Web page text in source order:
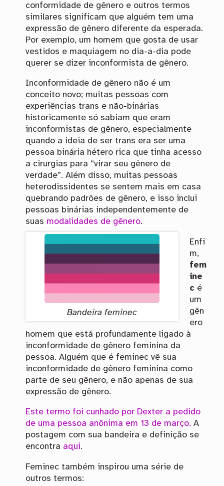
conformidade de gênero e outros termos
similares significam que alguém tem uma
expressão de gênero diferente da esperada.
Por exemplo, um homem que gosta de usar
vestidos e maquiagem no dia-a-dia pode
querer se dizer inconformista de gênero.
Inconformidade de gênero não é um
conceito novo; muitas pessoas com
experiências trans e não-binárias
historicamente só sabiam que eram
inconformistas de gênero, especialmente
quando a ideia de ser trans era ser uma
pessoa binária hétero rica que tinha acesso
a cirurgias para “virar seu gênero de
verdade”. Além disso, muitas pessoas
heterodissidentes se sentem mais em casa
quebrando padrões de gênero, e isso inclui
pessoas binárias independentemente de
suas modalidades de gênero.
Bandeira feminec
Enfi
m,
fem
ine
c é
um
gên
ero
homem que está profundamente ligado à
inconformidade de gênero feminina da
pessoa. Alguém que é feminec vê sua
inconformidade de gênero feminina como
parte de seu gênero, e não apenas de sua
expressão de gênero.
Este termo foi cunhado por Dexter a pedido
de uma pessoa anônima em 13 de março. A
postagem com sua bandeira e definição se
encontra aqui.
Feminec também inspirou uma série de
outros termos: